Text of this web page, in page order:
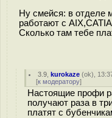
Ну смейся: в отделе
работают с
Сколько там тебе
3.9 ,kurokaze (ok),
[к модератору]
Настоящие профи
получают раза в
платят с